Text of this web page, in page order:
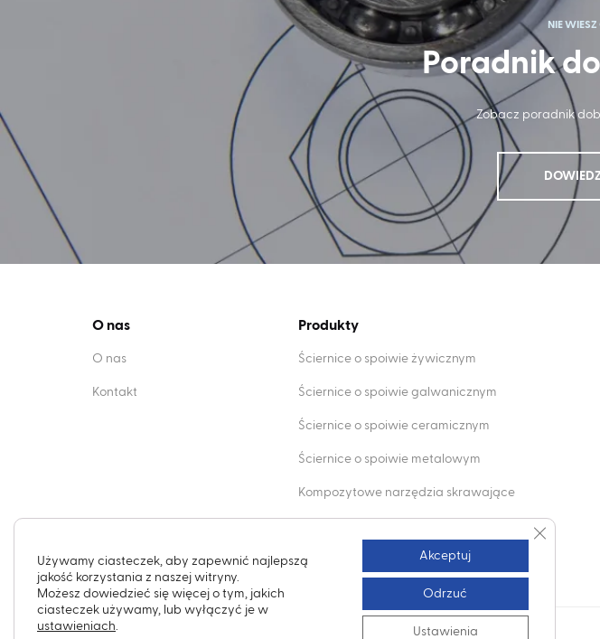
NIE
Poradnik
Zobacz poradnik
O nas
O nas
Kontakt
Produkty
Ściernice o spoiwie żywicznym
Ściernice o spoiwie galwanicznym
Ściernice o spoiwie ceramicznym
Ściernice o spoiwie metalowym
Kompozytowe narzędzia skrawające
Używamy ciasteczek, aby zapewnić najlepszą
jakość korzystania z naszej witryny.
Możesz dowiedzieć się więcej o tym, jakich
ciasteczek używamy, lub wyłączyć je w
ustawieniach.
Akceptuj
Odrzuć
Ustawienia
Zamknij